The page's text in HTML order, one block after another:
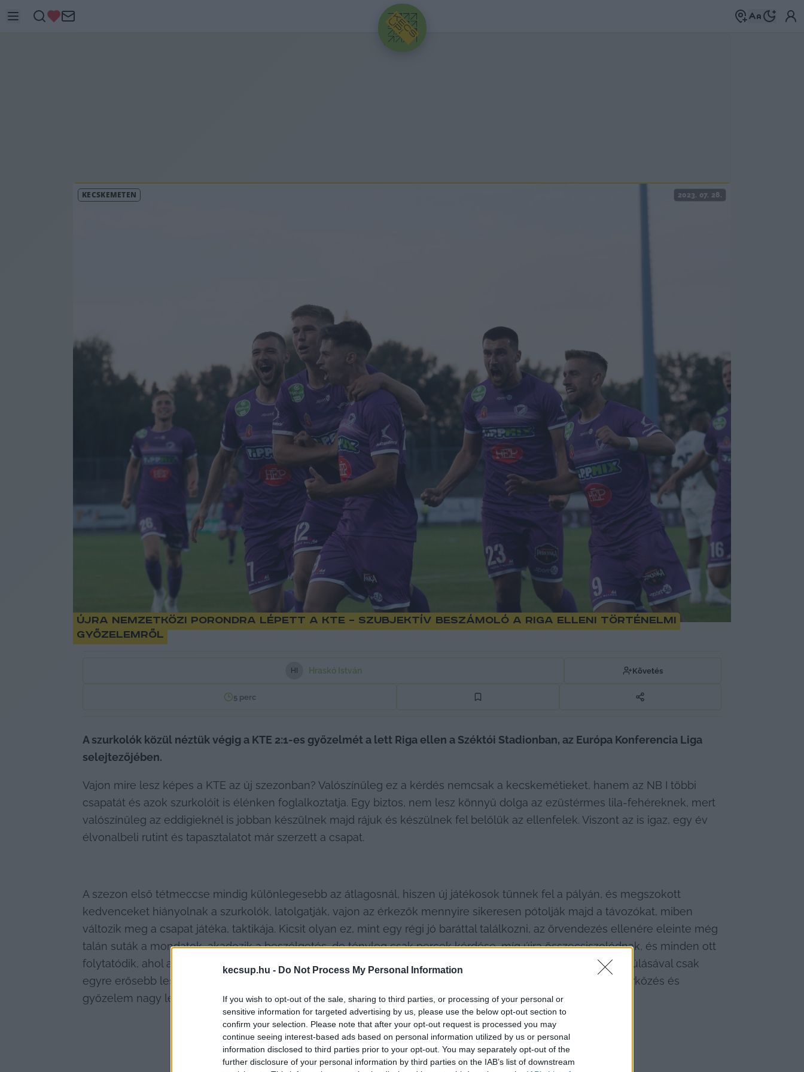
kecsup.hu - Do Not Process My Personal Information
If you wish to opt-out of the sale, sharing to third parties, or processing of your personal or
sensitive information for targeted advertising by us, please use the below opt-out section to
confirm your selection. Please note that after your opt-out request is processed you may
continue seeing interest-based ads based on personal information utilized by us or personal
information disclosed to third parties prior to your opt-out. You may separately opt-out of the
further disclosure of your personal information by third parties on the IAB’s list of downstream
HIRDETÉS
KECSKEMÉTEN 2023. 07. 28.
Újra nemzetközi porondra lépett a KTE – szubjektív beszámoló a Riga elleni történelmi
győzelemről
H Hraskó István Követés
5perc
A szurkolók közül néztük végig a KTE 2:1-es győzelmét a lett Riga ellen a Széktói Stadionban, az Európa Konferencia Liga
selejtezőjében.
Vajon mire lesz képes a KTE az új szezonban? Valószínűleg ez a kérdés nemcsak a kecskemétieket, hanem az NB I többi
csapatát és azok szurkolóit is élénken foglalkoztatja. Egy biztos, nem lesz könnyű dolga az ezüstérmes lila-fehéreknek, mert
valószínűleg az eddigieknél is jobban készülnek majd rájuk és készülnek fel belőlük az ellenfelek. Viszont az is igaz, egy év
élvonalbeli rutint és tapasztalatot már szerzett a csapat.
A szezon első tétmeccse mindig különlegesebb az átlagosnál, hiszen új játékosok tűnnek fel a pályán, és megszokott
kedvenceket hiányolnak a szurkolók, latolgatják, vajon az érkezők mennyire sikeresen pótolják majd a távozókat, miben
változik meg a csapat játéka, taktikája. Kicsit olyan ez, mint egy régi jó baráttal találkozni, az örvendezés ellenére eleinte még
talán suták a mondatok, akadozik a beszélgetés, de tényleg csak percek kérdése, míg újra összecsiszolódnak, és minden ott
folytatódik, ahol abbahagyták, sőt azzal a jóleső érzéssel telítődhetnek el a felek, hogy ez a kötelék az idő múlásával csak
egyre erősebb lesz. Na meg azt is szokták mondani, sok múlik a jó kezdésen, hiszen egy jól sikerült első mérkőzés és
győzelem nagy lendületet adhat a bajnokságra, összehozhatja az együttest és a közönséget.